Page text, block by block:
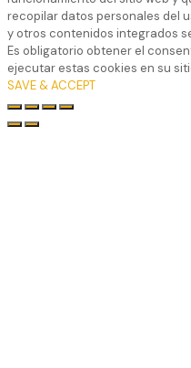
recopilar datos personales del
y otros contenidos integrados
Es obligatorio obtener el
ejecutar estas cookies en su
SAVE & ACCEPT